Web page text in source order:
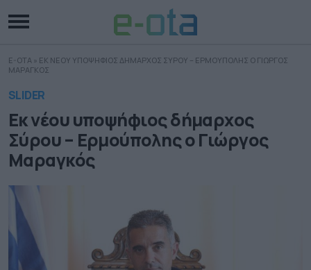
E-OTA » ΕΚ ΝΕΟΥ ΥΠΟΨΗΦΙΟΣ ΔΗΜΑΡΧΟΣ ΣΥΡΟΥ – ΕΡΜΟΥΠΟΛΗΣ Ο ΓΙΩΡΓΟΣ
ΜΑΡΑΓΚΟΣ
SLIDER
Εκ νέου υποψήφιος δήμαρχος
Σύρου – Ερμούπολης ο Γιώργος
Μαραγκός